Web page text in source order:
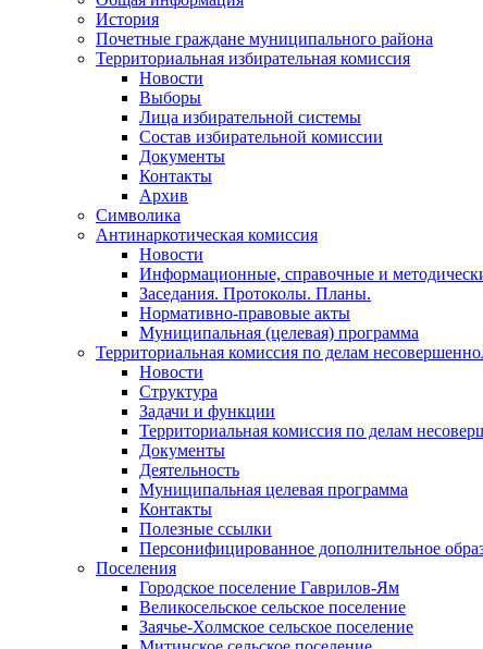
История
Почетные граждане муниципального района
Территориальная избирательная комиссия
Новости
Выборы
Лица избирательной системы
Состав избирательной комиссии
Документы
Контакты
Архив
Символика
Антинаркотическая комиссия
Новости
Информационные, справочные и
Заседания. Протоколы. Планы.
Нормативно-правовые акты
Муниципальная (целевая) программа
Территориальная комиссия по делам
Новости
Структура
Задачи и функции
Территориальная комиссия по делам
Документы
Деятельность
Муниципальная целевая программа
Контакты
Полезные ссылки
Персонифицированное дополнительное
Поселения
Городское поселение Гаврилов-Ям
Великосельское сельское поселение
Заячье-Холмское сельское поселение